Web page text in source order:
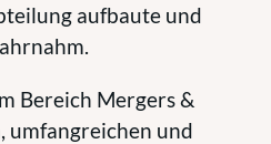
aufbaute und
Bereich Mergers &
umfangreichen und